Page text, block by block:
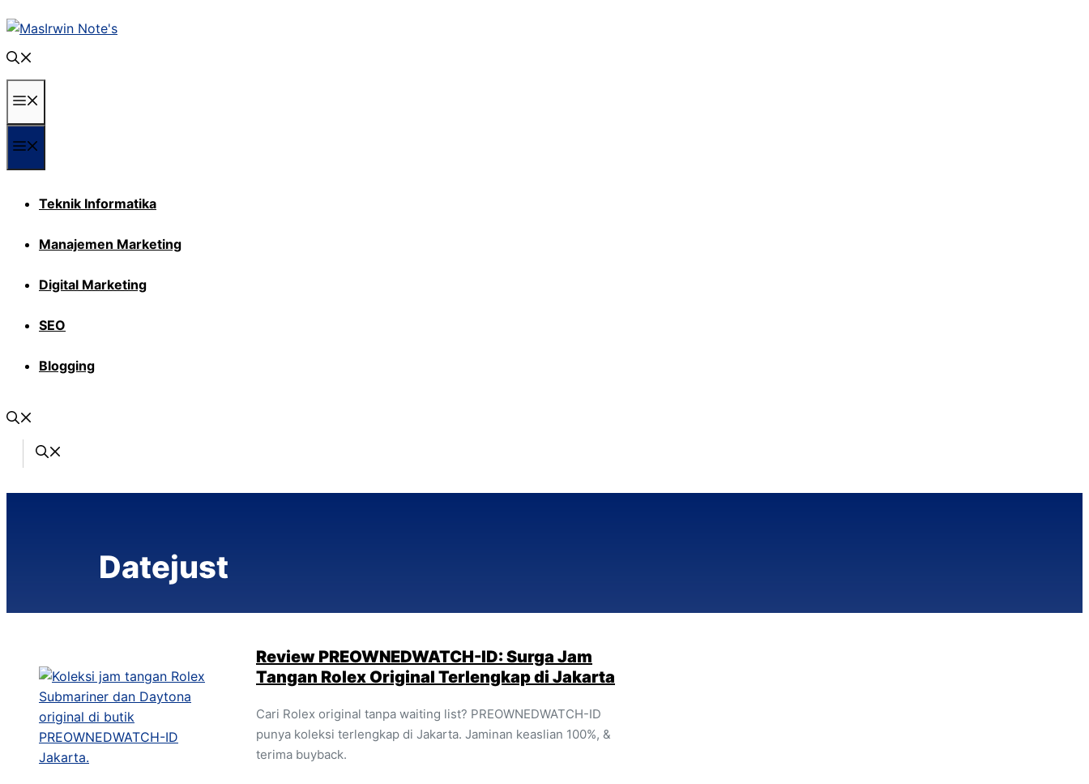
Langsung
ke
isi
Teknik Informatika
Manajemen Marketing
Digital Marketing
SEO
Blogging
Datejust
Review PREOWNEDWATCH-ID: Surga Jam
Tangan Rolex Original Terlengkap di Jakarta
Cari Rolex original tanpa waiting list? PREOWNEDWATCH-ID
punya koleksi terlengkap di Jakarta. Jaminan keaslian 100%, &
terima buyback.